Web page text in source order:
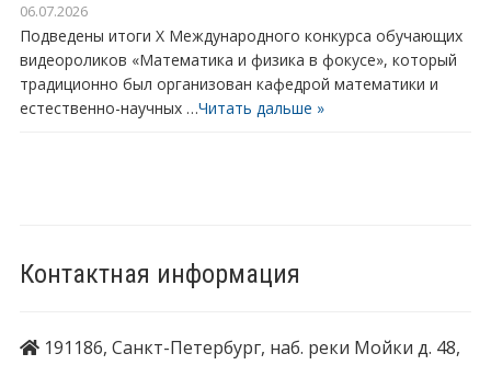
06.07.2026
Подведены итоги X Международного конкурса обучающих
видеороликов «Математика и физика в фокусе», который
традиционно был организован кафедрой математики и
естественно-научных …Читать дальше »
Контактная информация
191186, Санкт-Петербург, наб. реки Мойки д. 48,